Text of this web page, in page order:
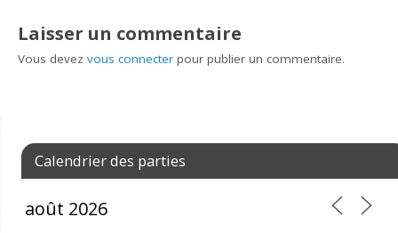
Laisser un commentaire
Vous devezvous connecter pour publier un commentaire.
Calendrier des parties